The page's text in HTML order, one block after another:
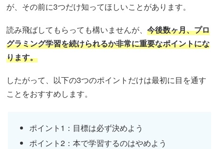
が、その前に3つだけ知ってほしいことがあります。
読み飛ばしてもらっても構いませんが、今後数ヶ月、プロ
グラミング学習を続けられるか非常に重要なポイントにな
ります。
したがって、以下の3つのポイントだけは最初に目を通す
ことをおすすめします。
ポイント1：目標は必ず決めよう
ポイント2：本で学習するのはやめよう